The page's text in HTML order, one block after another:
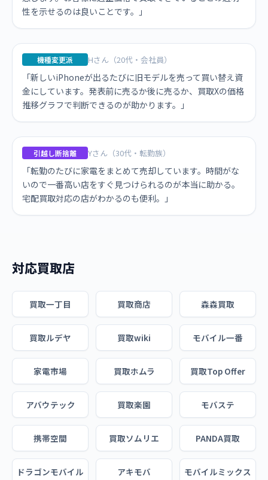
性を示せるのは良いことです。」
機種変更派 Hさん（20代・会社員）
「新しいiPhoneが出るたびに旧モデルを売って買い替え資
金にしています。発表前に売るか後に売るか、買取Xの価格
推移グラフで判断できるのが助かります。」
引越し断捨離 Yさん（30代・転勤族）
「転勤のたびに家電をまとめて売却しています。時間がな
いので一番高い店をすぐ見つけられるのが本当に助かる。
宅配買取対応の店がわかるのも便利。」
対応買取店
買取一丁目 買取商店 森森買取
買取ルデヤ 買取wiki モバイル一番
家電市場 買取ホムラ 買取Top Offer
アバウテック 買取楽園 モバステ
携帯空間 買取ソムリエ PANDA買取
ドラゴンモバイル アキモバ モバイルミックス